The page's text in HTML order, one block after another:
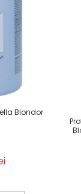
Blondor